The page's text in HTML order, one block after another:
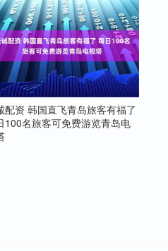
配资 韩国直飞青岛旅客有福了
100名旅客可免费游览青岛电